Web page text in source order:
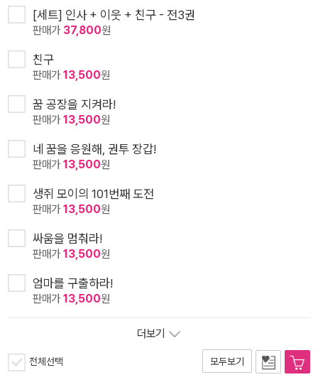
[세트] 인사 + 이웃 + 친구 - 전3권
판매가 37,800원
친구
판매가13,500원
꿈 공장을 지켜라!
판매가13,500원
네 꿈을 응원해, 권투 장갑!
판매가13,500원
생쥐 모이의 101번째 도전
판매가13,500원
싸움을 멈춰라!
판매가13,500원
엄마를 구출하라!
판매가13,500원
더보기
전체선택 모두보기